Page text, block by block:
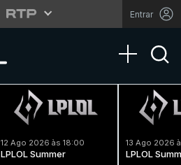
Entrar
Toggle
12 Ago 2026 às 18:00
LPLOL Summer
13 Ago 2026
LPLOL